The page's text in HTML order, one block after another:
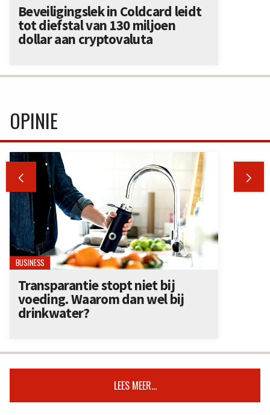
Beveiligingslek in Coldcard leidt
tot diefstal van 130 miljoen
dollar aan cryptovaluta
OPINIE
 
BUSINESS
Transparantie stopt niet bij
voeding. Waarom dan wel bij
drinkwater?
LEES MEER...